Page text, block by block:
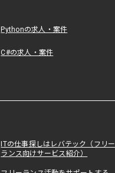
Pythonの求人・案件
C#の求人・案件
ITの仕事探しはレバテック（フリー
ランス向けサービス紹介）